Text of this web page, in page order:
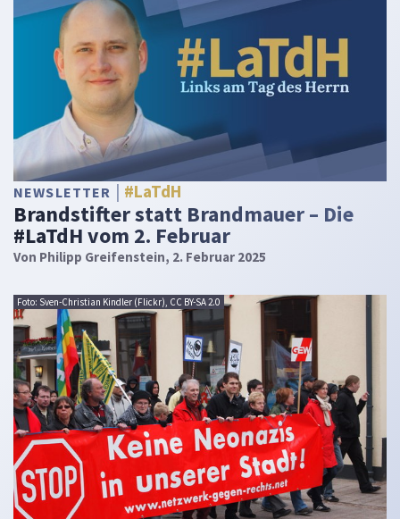
NEWSLETTER #LaTdH
Brandstifter statt Brandmauer – Die
#LaTdH vom 2. Februar
Von Philipp Greifenstein, 2. Februar 2025
Foto: Sven-Christian Kindler (Flickr), CC BY-SA 2.0